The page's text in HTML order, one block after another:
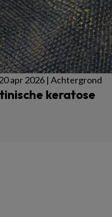
apr 2026 | Achtergrond
keratose